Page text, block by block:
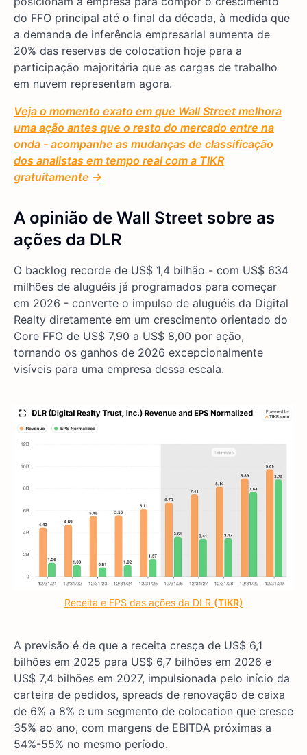
do FFO principal até o final da década, à medida que
a demanda de inferência empresarial aumenta de
20% das reservas de colocation hoje para a
participação majoritária que as cargas de trabalho
em nuvem representam agora.
Veja o momento exato em que Wall Street melhora
uma ação antes que o resto do mercado entre na
onda - acompanhe as mudanças de classificação
dos analistas em tempo real com a TIKR
gratuitamente →
A opinião de Wall Street sobre as
ações da DLR
O backlog recorde de US$ 1,4 bilhão - com US$ 634
milhões de aluguéis já programados para começar
em 2026 - converte o impulso de aluguéis da Digital
Realty diretamente em um crescimento orientado do
Core FFO de US$ 7,90 a US$ 8,00 por ação,
tornando os ganhos de 2026 excepcionalmente
visíveis para uma empresa dessa escala.
Receita e EPS das ações da DLR (TIKR)
A previsão é de que a receita cresça de US$ 6,1
bilhões em 2025 para US$ 6,7 bilhões em 2026 e
US$ 7,4 bilhões em 2027, impulsionada pelo início da
carteira de pedidos, spreads de renovação de caixa
de 6% a 8% e um segmento de colocation que cresce
35% ao ano, com margens de EBITDA próximas a
54%-55% no mesmo período.